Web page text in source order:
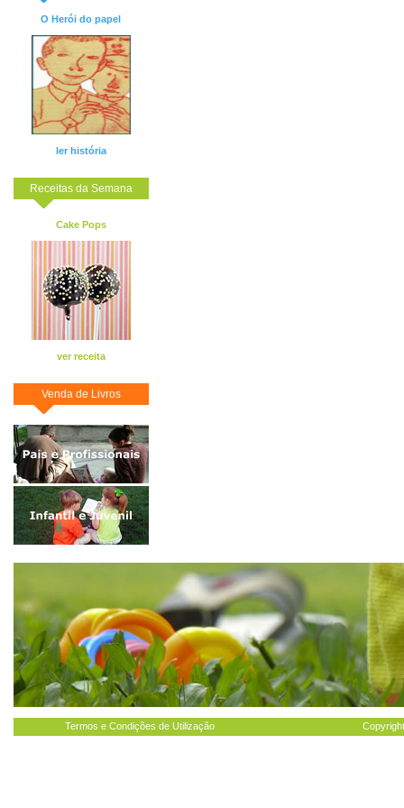
O Herói do papel
ler história
Receitas da Semana
Cake Pops
ver receita
Venda de Livros
Termos e Condições de Utilização